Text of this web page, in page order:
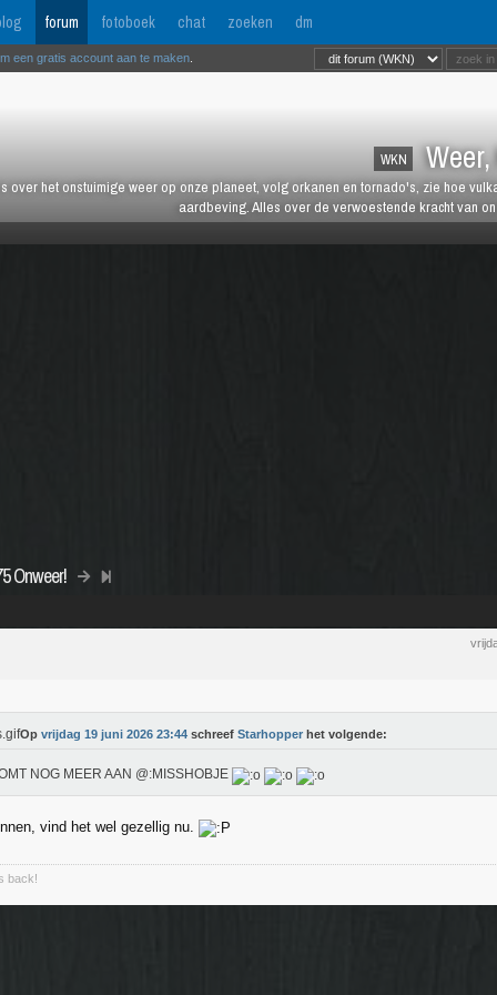
forum fotoboek chat zoeken dm
WKN Weer,
over het onstuimige weer op onze planeet, volg orkanen en tornado's, zie hoe
aardbeving. Alles over de verwoestende kracht van
een gratis account aan te maken
Onweer!
Op vrijdag 19 juni 2026 23:44 schreef Starhopper het volgende:
NOG MEER AAN @:MISSHOBJE
vind het wel gezellig nu.
back!